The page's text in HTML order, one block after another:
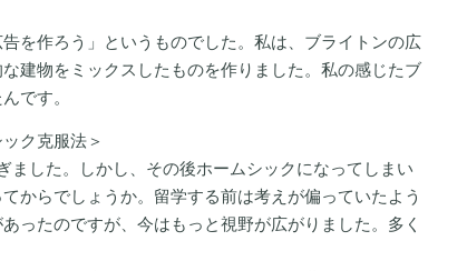
を作ろう」というものでした。私は、ブライトンの広
建物をミックスしたものを作りました。私の感じたブ
です。
ク克服法＞
ました。しかし、その後ホームシックになってしまい
からでしょうか。留学する前は考えが偏っていたよう
ったのですが、今はもっと視野が広がりました。多く